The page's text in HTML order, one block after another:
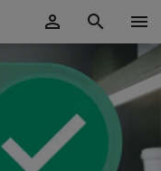
person search menu